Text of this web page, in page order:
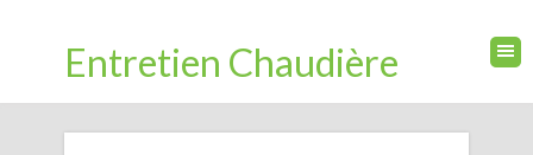
Entretien Chaudière